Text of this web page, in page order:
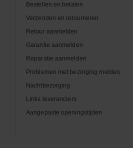
Bestellen en betalen
Verzenden en retourneren
Retour aanmelden
Garantie aanmelden
Reparatie aanmelden
Problemen met bezorging melden
Nachtbezorging
Links leveranciers
Aangepaste openingstijden